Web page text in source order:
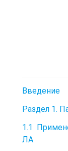
Введение
Раздел 1.
1.1
ЛА